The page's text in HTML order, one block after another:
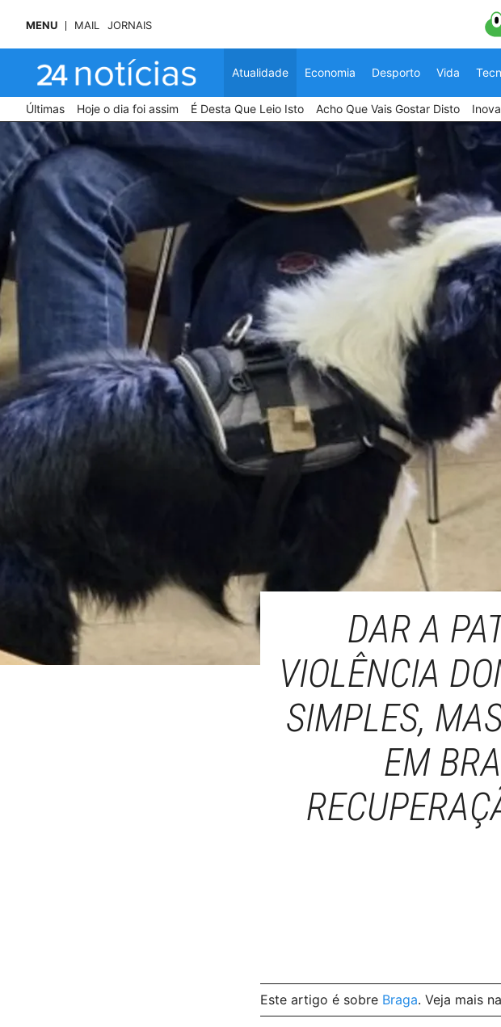
MENU MAIL JORNAIS
Atualidade Economia Desporto Vida
Últimas Hoje o dia foi assim É Desta Que Leio Isto Acho Que Vais Gostar Disto
DAR A
VIOLÊNCIA
SIMPLES,
EM
Este artigo é sobre Braga. Veja mais